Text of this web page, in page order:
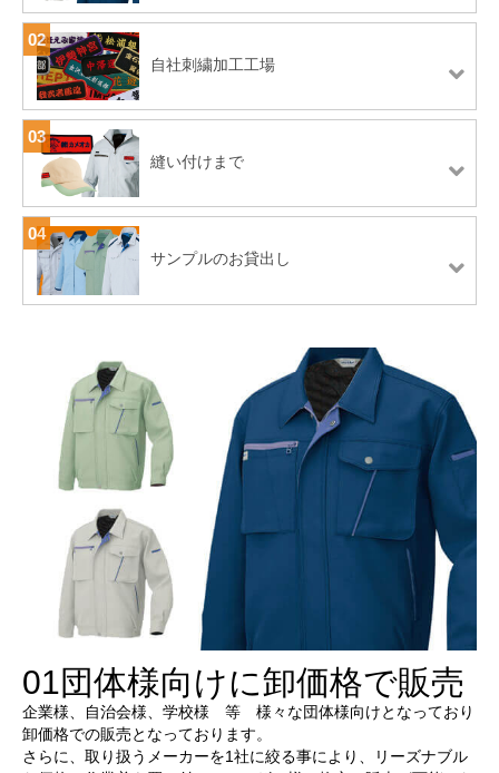
02
自社刺繍加工工場
03
縫い付けまで
04
サンプルのお貸出し
01団体様向けに卸価格で販売
企業様、自治会様、学校様 等 様々な団体様向けとなっており
卸価格での販売となっております。
さらに、取り扱うメーカーを1社に絞る事により、リーズナブル